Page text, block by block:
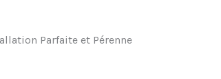
Parfaite et Pérenne